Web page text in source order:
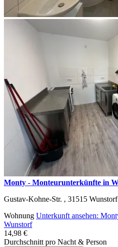
Monty - Monteurunterkünfte in
Gustav-Kohne-Str. , 31515 Wunstorf
Wohnung Unterkunft ansehen:
Wunstorf
14,98 €
Durchschnitt pro Nacht & Person